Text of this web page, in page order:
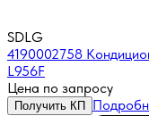
SDLG
4190002758
L956F
Цена по запросу
Получить КП